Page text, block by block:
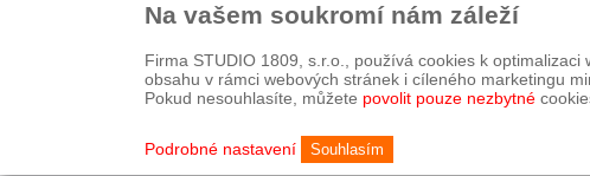
Detail položky č. 178 872 Zlatý
Na vašem soukromí nám záleží
Firma STUDIO 1809, s.r.o., používá cookies k
obsahu v rámci webových stránek i cíleného marketingu
Pokud nesouhlasíte, můžete povolit pouze nezbytné
Podrobné nastavení Souhlasím